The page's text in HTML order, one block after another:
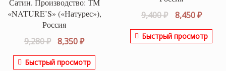
Сатин. Производство: ТМ
«NATURE’S» («Натурес»),
Россия
9,280₽
Первоначальная
цена
составляла
8,350₽Текущая
цена:
8,350 ₽.
Быстрый просмотр
9,400₽
цена
составляла
8,450₽
цена:
8,450
Быстрый просмотр